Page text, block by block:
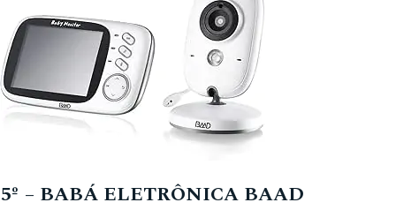
5º – BABÁ ELETRÔNICA BAAD